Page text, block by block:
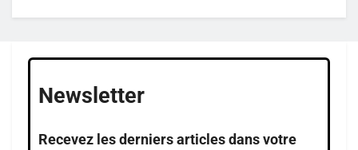
Newsletter
Recevez les derniers articles dans votre